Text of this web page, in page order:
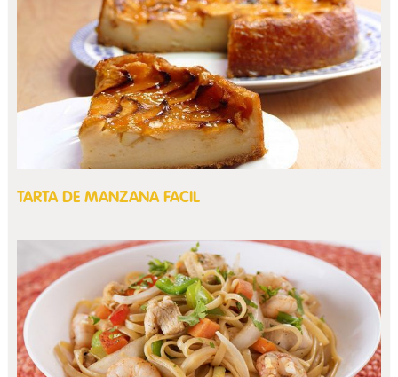
TARTA DE MANZANA FACIL